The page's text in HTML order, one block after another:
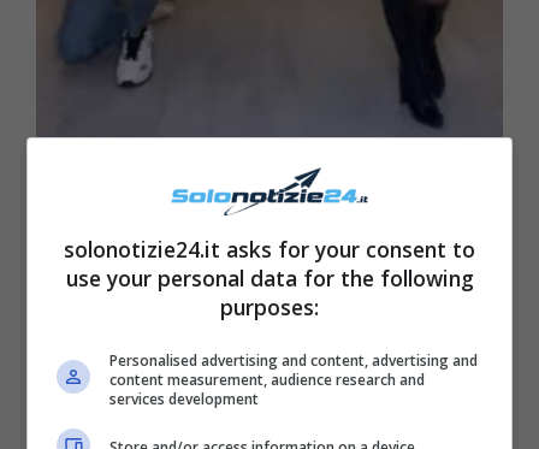
Sicuramente il filmato di Tommaso ha
ricevuto una serie disegnalazioni
utenti anonimi: per questo, Instagram ha
proceduto all’eliminazione del contenuto
ritenuto ‘
offensivo
Il post non rispetta le
solonotizie24.it asks for your consent to
use your personal data for the following
purposes:
Personalised advertising and content, advertising and
content measurement, audience research and
services development